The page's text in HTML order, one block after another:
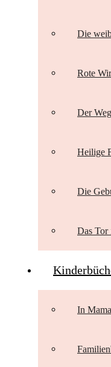
Die
Rote
Der
Heilige
Die
Das Tor
In